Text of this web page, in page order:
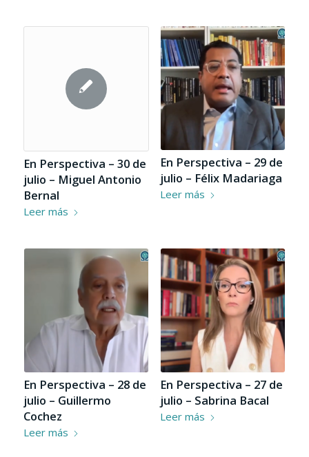
En Perspectiva – 30 de
julio – Miguel Antonio
Bernal
Leer más
En Perspectiva – 29 de
julio – Félix Madariaga
Leer más
En Perspectiva – 28 de
julio – Guillermo
Cochez
Leer más
En Perspectiva – 27 de
julio – Sabrina Bacal
Leer más